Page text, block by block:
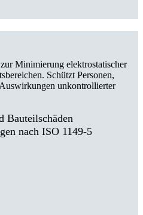
Minimierung elektrostatischer
Schützt Personen,
unkontrollierter
Bauteilschäden
nach ISO 1149-5